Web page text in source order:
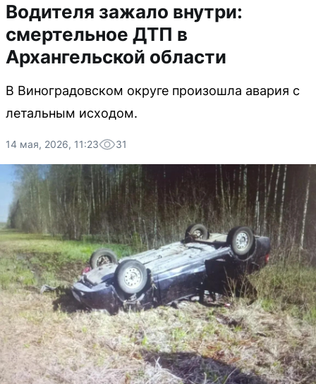
Водителя зажало внутри:
смертельное ДТП в
Архангельской области
В Виноградовском округе произошла авария с
летальным исходом.
14 мая, 2026, 11:23 31